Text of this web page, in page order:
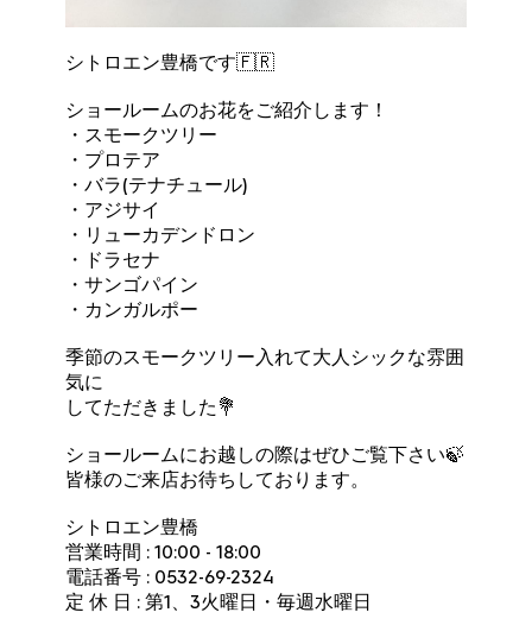
シトロエン豊橋です🇫🇷
ショールームのお花をご紹介します！
・スモークツリー
・プロテア
・バラ(テナチュール)
・アジサイ
・リューカデンドロン
・ドラセナ
・サンゴパイン
・カンガルポー
季節のスモークツリー入れて大人シックな雰囲
気に
してただきました💐
ショールームにお越しの際はぜひご覧下さい🍃
皆様のご来店お待ちしております。
シトロエン豊橋
営業時間 : 10:00 - 18:00
電話番号 : 0532-69-2324
定 休 日 : 第1、3火曜日・毎週水曜日